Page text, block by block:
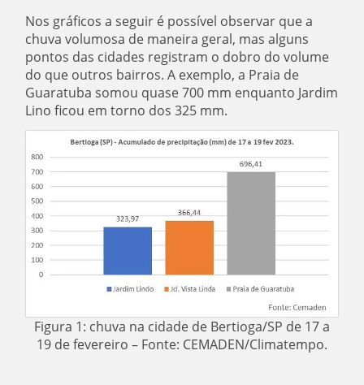
Nos gráficos a seguir é possível observar que a
chuva volumosa de maneira geral, mas alguns
pontos das cidades registram o dobro do volume
do que outros bairros. A exemplo, a Praia de
Guaratuba somou quase 700 mm enquanto Jardim
Lino ficou em torno dos 325 mm.
Figura 1: chuva na cidade de Bertioga/SP de 17 a
19 de fevereiro – Fonte: CEMADEN/Climatempo.